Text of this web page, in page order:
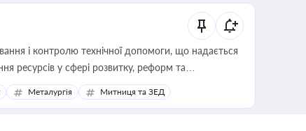
і контролю технічної допомоги, що надається
ресурсів у сфері розвитку, реформ та
Металургія Митниця та ЗЕД